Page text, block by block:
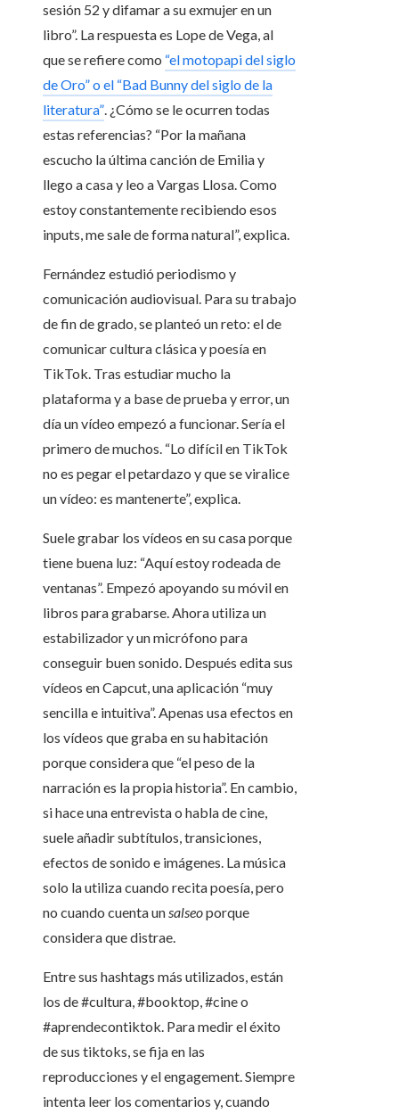
sesión 52 y difamar a su exmujer en un
libro”. La respuesta es Lope de Vega, al
que se refiere como “el motopapi del siglo
de Oro” o el “Bad Bunny del siglo de la
literatura”. ¿Cómo se le ocurren todas
estas referencias? “Por la mañana
escucho la última canción de Emilia y
llego a casa y leo a Vargas Llosa. Como
estoy constantemente recibiendo esos
inputs, me sale de forma natural”, explica.
Fernández estudió periodismo y
comunicación audiovisual. Para su trabajo
de fin de grado, se planteó un reto: el de
comunicar cultura clásica y poesía en
TikTok. Tras estudiar mucho la
plataforma y a base de prueba y error, un
día un vídeo empezó a funcionar. Sería el
primero de muchos. “Lo difícil en TikTok
no es pegar el petardazo y que se viralice
un vídeo: es mantenerte”, explica.
Suele grabar los vídeos en su casa porque
tiene buena luz: “Aquí estoy rodeada de
ventanas”. Empezó apoyando su móvil en
libros para grabarse. Ahora utiliza un
estabilizador y un micrófono para
conseguir buen sonido. Después edita sus
vídeos en Capcut, una aplicación “muy
sencilla e intuitiva”. Apenas usa efectos en
los vídeos que graba en su habitación
porque considera que “el peso de la
narración es la propia historia”. En cambio,
si hace una entrevista o habla de cine,
suele añadir subtítulos, transiciones,
efectos de sonido e imágenes. La música
solo la utiliza cuando recita poesía, pero
no cuando cuenta unsalseoporque
considera que distrae.
Entre sus hashtags más utilizados, están
los de #cultura, #booktop, #cine o
#aprendecontiktok. Para medir el éxito
de sus tiktoks, se fija en las
reproducciones y el engagement. Siempre
intenta leer los comentarios y, cuando